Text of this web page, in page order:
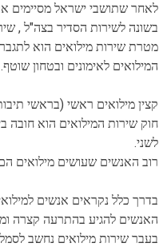
לאחר שתושבי ישראל מסיימים
בשונה לשירות הסדיר בצה"ל ,
מטרת שירות מילואים הוא
המילואים לאימונים ובטחון שוטף.
קצין מילואים ראשי (בראשי
חוק שירות המילואים הוא חובה
לשני.
רוב האנשים שעושים מילואים
האנשים להגיע בהתרעה קצרה
בעבר שירות מילואים נחשב